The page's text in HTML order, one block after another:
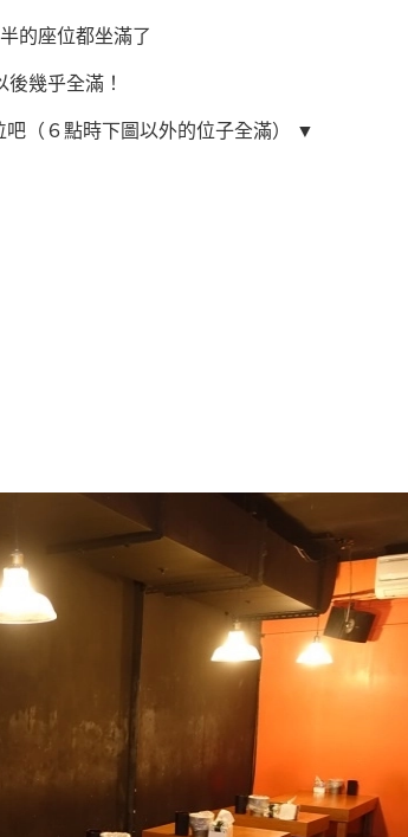
的座位都坐滿了
後幾乎全滿！
（６點時下圖以外的位子全滿） ▼